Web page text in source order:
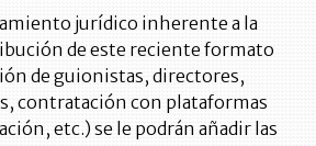
jurídico inherente a la
de este reciente formato
de guionistas, directores,
contratación con plataformas
etc.) se le podrán añadir las